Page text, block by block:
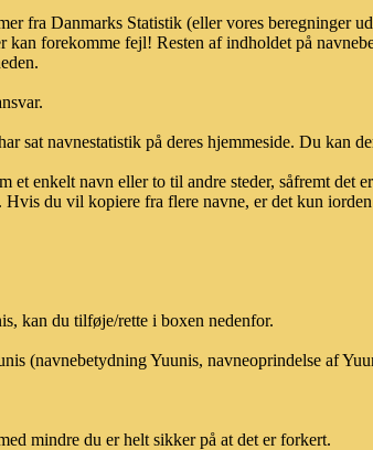
fra Danmarks Statistik (eller vores beregninger
forekomme fejl! Resten af indholdet på
sat navnestatistik på deres hjemmeside. Du kan
et enkelt navn eller to til andre steder, såfremt det
du vil kopiere fra flere navne, er det kun
kan du tilføje/rette i boxen nedenfor.
(navnebetydning Yuunis, navneoprindelse af
mindre du er helt sikker på at det er forkert.